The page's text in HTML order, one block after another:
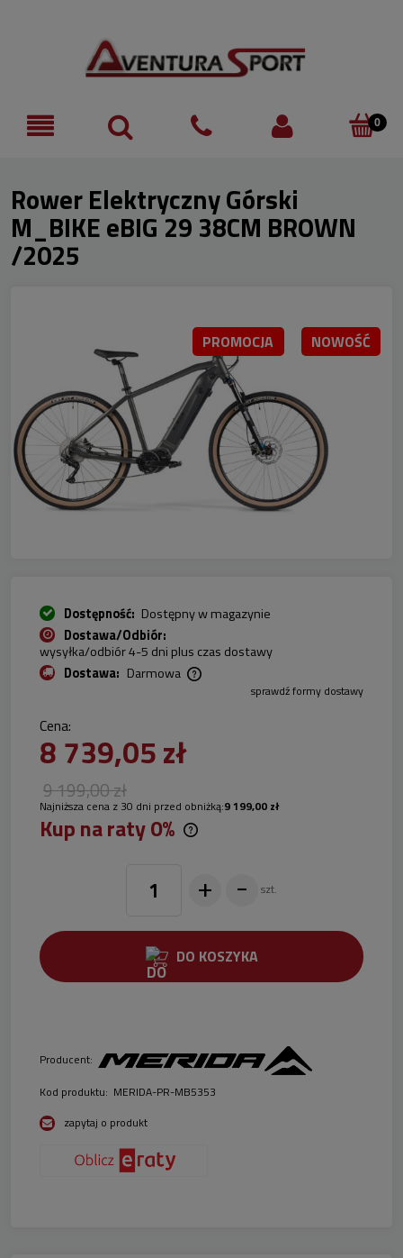
Rower Elektryczny Górski
M_BIKE eBIG 29 38CM BROWN
/2025
PROMOCJA NOWOŚĆ
Dostępność: Dostępny w magazynie
Dostawa/Odbiór:
wysyłka/odbiór 4-5 dni plus czas dostawy
Dostawa: Darmowa
Cena nie zawiera ewentualnych kosztów płatnościsprawdź formy dostawy
Cena:
8 739,05 zł
9 199,00 zł
Najniższa cena z 30 dni przed obniżką:9 199,00 zł
Kup na raty 0%
+ - szt.
DO KOSZYKA
Producent:
Kod produktu: MERIDA-PR-MB5353
zapytaj o produkt